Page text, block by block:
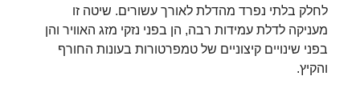
לחלק בלתי נפרד מהדלת לאורך עשורים. שיטה זו
מעניקה לדלת עמידות רבה, הן בפני נזקי מזג האוויר והן
בפני שינויים קיצוניים של טמפרטורות בעונות החורף